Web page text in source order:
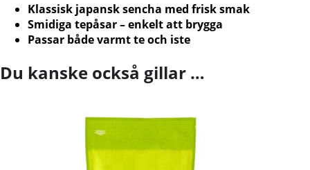
Klassisk japansk sencha med frisk smak
Smidiga tepåsar – enkelt att brygga
Passar både varmt te och iste
Du kanske också gillar …